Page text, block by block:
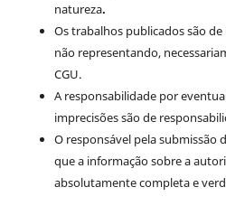
natureza.
Os trabalhos publicados são
não representando,
CGU.
A responsabilidade por
imprecisões são de
O responsável pela submissão
que a informação sobre a
absolutamente completa e